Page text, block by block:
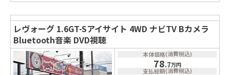
レヴォーグ 1.6GT-Sアイサイト 4WD ナビTV Bカメラ
Bluetooth音楽 DVD視聴
本体価格(消費税込)
78.7万円
支払総額(消費税込)